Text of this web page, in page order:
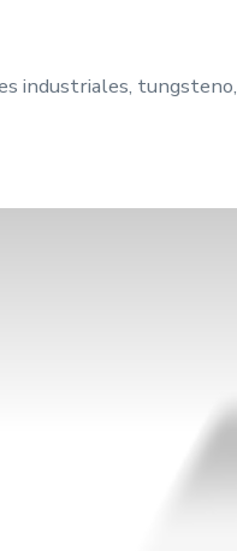
industriales, tungsteno,